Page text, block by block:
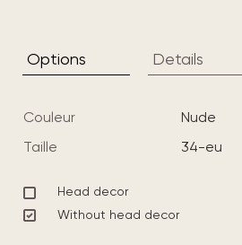
Options Details
Couleur
nude
Taille
34-eu
Head decor
Without head decor